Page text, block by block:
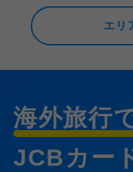
エリ
海外旅行
JCBカー